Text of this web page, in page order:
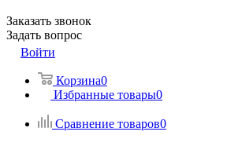
Заказать звонок
Задать вопрос
Войти
Корзина0
Избранные товары0
Сравнение товаров0